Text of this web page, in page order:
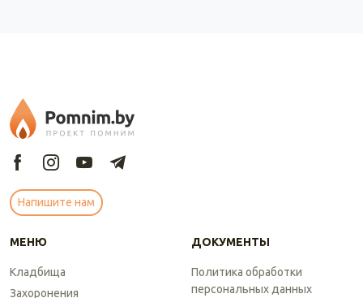
Напишите нам
МЕНЮ
Кладбища
Захоронения
ДОКУМЕНТЫ
Политика обработки
персональных данных